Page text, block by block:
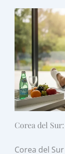
Corea del
Corea del